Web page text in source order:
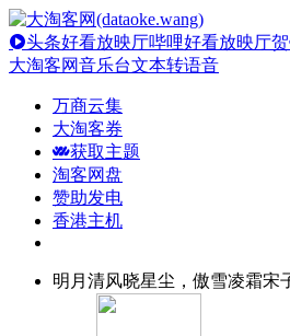
头条好看放映厅哔哩好看放映厅
大淘客网音乐台文本转语音
万商云集
大淘客券
获取主题
淘客网盘
赞助发电
香港主机
明月清风晓星尘，傲雪凌霜宋